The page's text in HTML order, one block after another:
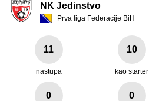
NK Jedinstvo
Prva liga Federacije BiH
11
nastupa
10
kao starter
0 0